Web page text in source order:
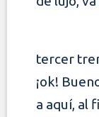
tercer
¡ok!
a aquí, al